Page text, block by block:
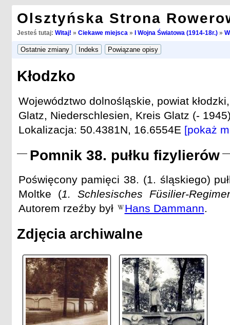
Olsztyńska Strona
Jesteś tutaj: Witaj! » Ciekawe miejsca » I Wojna Światowa (1914-18r.)»
Kłodzko
Województwo dolnośląskie, powiat
Glatz, Niederschlesien, Kreis Glatz (-
Lokalizacja: 50.4381N, 16.6554E [pokaż
Pomnik 38. pułku fizylierów
Poświęcony pamięci 38. (1. śląskiego)
Moltke (1. Schlesisches Füsilier-
Autorem rzeźby był
Hans Dammann.
Zdjęcia archiwalne